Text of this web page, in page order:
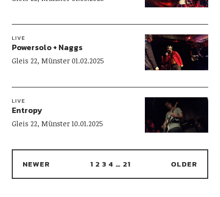
LIVE
Powersolo + Naggs
Gleis 22, Münster 01.02.2025
LIVE
Entropy
Gleis 22, Münster 10.01.2025
NEWER 1 2 3 4 … 21 OLDER